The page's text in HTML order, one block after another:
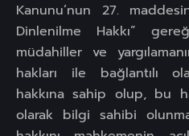
Kanunu’nun 27.
Dinlenilme Hakkı”
müdahiller ve
hakları ile bağlantılı
hakkına sahip olup, bu
olarak bilgi sahibi